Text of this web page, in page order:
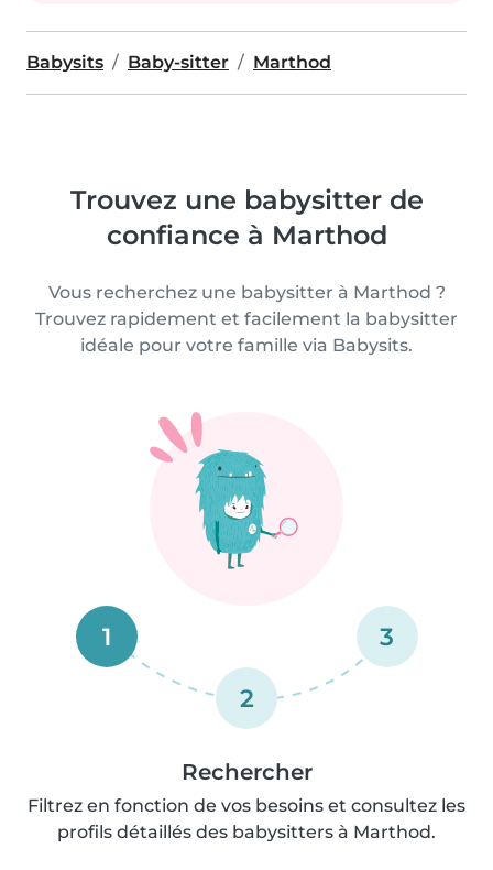
Babysits Baby-sitter Marthod
Trouvez une babysitter de
confiance à Marthod
Vous recherchez une babysitter à Marthod ?
Trouvez rapidement et facilement la babysitter
idéale pour votre famille via Babysits.
1
2
3
Rechercher
Filtrez en fonction de vos besoins et consultez les
profils détaillés des babysitters à Marthod.